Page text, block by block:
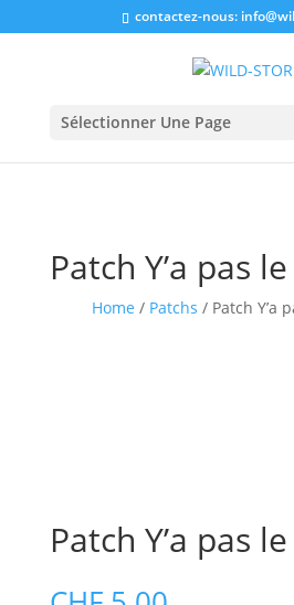
contactez-nous:
Sélectionner Une Page
Patch Y’a pas
Home / Patchs / Patch Y’a
Patch Y’a pas